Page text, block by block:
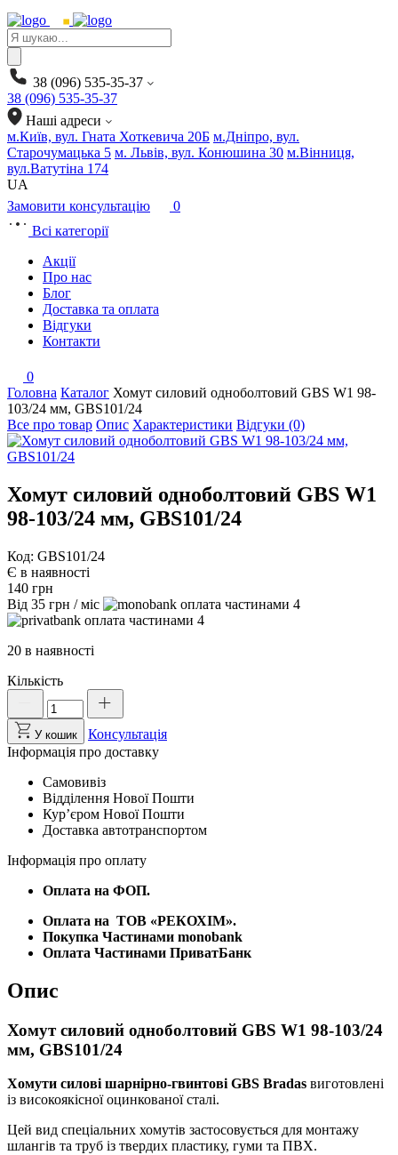
Products
search
38 (096) 535-35-37
38 (096) 535-35-37
Наші адреси
м.Київ, вул. Гната Хоткевича 20Б м.Дніпро, вул.
Старочумацька 5 м. Львів, вул. Конюшина 30 м.Вінниця,
вул.Ватутіна 174
UA
Замовити консультацію
0
Всі категорії
Акції
Про нас
Блог
Доставка та оплата
Відгуки
Контакти
0
Головна Каталог Хомут силовий одноболтовий GBS W1 98-
103/24 мм, GBS101/24
Все про товар Опис Характеристики Відгуки (0)
Хомут силовий одноболтовий GBS W1
98-103/24 мм, GBS101/24
Код: GBS101/24
Є в наявності
140 грн
Від 35 грн / міс
4
4
20 в наявності
Кількість
силовий
одноболтовий
GBS
W1
98-
103/24
мм,
GBS101/24
кількість
У кошик
Консультація
Інформація про доставку
Самовивіз
Відділення Нової Пошти
Курʼєром Нової Пошти
Доставка автотранспортом
Інформація про оплату
Оплата на ФОП.
Оплата на ТОВ «РЕКОХІМ».
Покупка Частинами monobank
Оплата Частинами ПриватБанк
Опис
Хомут силовий одноболтовий GBS W1 98-103/24
мм, GBS101/24
Хомути силові шарнірно-гвинтові GBS Bradas виготовлені
із високоякісної оцинкованої сталі.
Цей вид спеціальних хомутів застосовується для монтажу
шлангів та труб із твердих пластику, гуми та ПВХ.